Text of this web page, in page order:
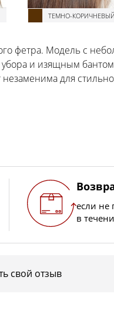
ТЕМНО-КОРИЧНЕВЫЙ
фетра. Модель с
и изящным
незаменима для
если не
в
свой отзыв